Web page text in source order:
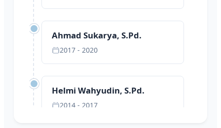
Ahmad Sukarya, S.Pd.
2017 - 2020
Helmi Wahyudin, S.Pd.
2014 - 2017